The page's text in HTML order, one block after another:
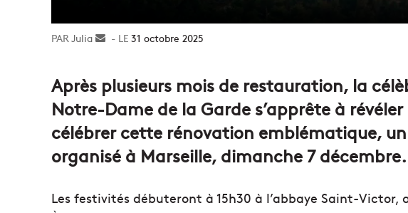
Julia
Envoyer31 octobre 2025
Après plusieurs mois de restauration, la
Notre-Dame de la Garde s’apprête à
célébrer cette rénovation emblématique,
organisé à Marseille, dimanche 7 décembre.
Les festivités débuteront à 15h30 à l’abbaye Saint-Victor,